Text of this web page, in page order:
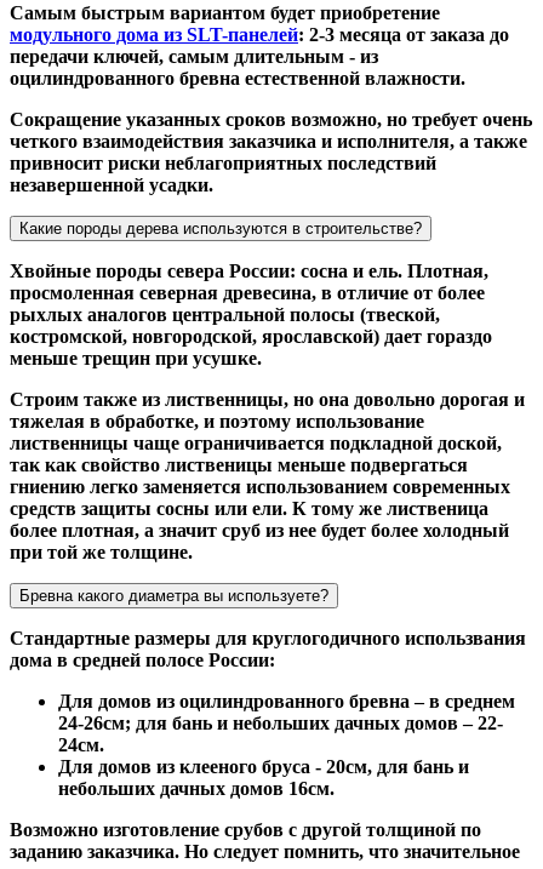
Самым быстрым вариантом будет приобретение
модульного дома из SLT-панелей: 2-3 месяца от заказа до
передачи ключей, самым длительным - из
оцилиндрованного бревна естественной влажности.
Сокращение указанных сроков возможно, но требует очень
четкого взаимодействия заказчика и исполнителя, а также
привносит риски неблагоприятных последствий
незавершенной усадки.
Какие породы дерева используются в строительстве?
Хвойные породы севера России: сосна и ель. Плотная,
просмоленная северная древесина, в отличие от более
рыхлых аналогов центральной полосы (твеской,
костромской, новгородской, ярославской) дает гораздо
меньше трещин при усушке.
Строим также из лиственницы, но она довольно дорогая и
тяжелая в обработке, и поэтому использование
лиственницы чаще ограничивается подкладной доской,
так как свойство лиственицы меньше подвергаться
гниению легко заменяется использованием современных
средств защиты сосны или ели. К тому же лиственица
более плотная, а значит сруб из нее будет более холодный
при той же толщине.
Бревна какого диаметра вы используете?
Стандартные размеры для круглогодичного использвания
дома в средней полосе России:
Для домов из оцилиндрованного бревна – в среднем
24-26см; для бань и небольших дачных домов – 22-
24см.
Для домов из клееного бруса - 20см, для бань и
небольших дачных домов 16см.
Возможно изготовление срубов с другой толщиной по
заданию заказчика. Но следует помнить, что значительное